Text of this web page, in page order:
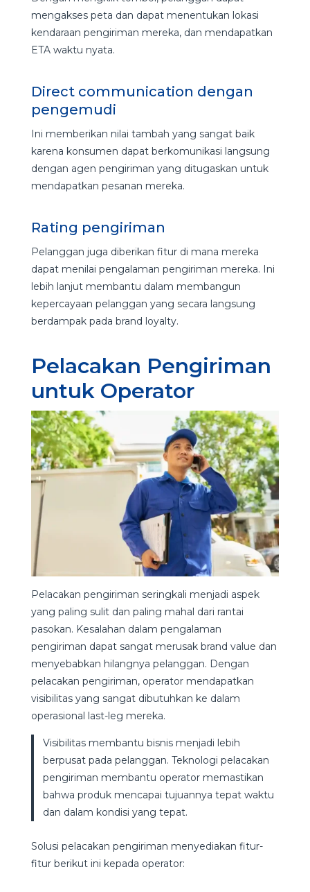
mengakses peta dan dapat menentukan lokasi
kendaraan pengiriman mereka, dan mendapatkan
ETA waktu nyata.
Direct communication dengan
pengemudi
Ini memberikan nilai tambah yang sangat baik
karena konsumen dapat berkomunikasi langsung
dengan agen pengiriman yang ditugaskan untuk
mendapatkan pesanan mereka.
Rating pengiriman
Pelanggan juga diberikan fitur di mana mereka
dapat menilai pengalaman pengiriman mereka. Ini
lebih lanjut membantu dalam membangun
kepercayaan pelanggan yang secara langsung
berdampak pada brand loyalty.
Pelacakan Pengiriman
untuk Operator
Pelacakan pengiriman seringkali menjadi aspek
yang paling sulit dan paling mahal dari rantai
pasokan. Kesalahan dalam pengalaman
pengiriman dapat sangat merusak brand value dan
menyebabkan hilangnya pelanggan. Dengan
pelacakan pengiriman, operator mendapatkan
visibilitas yang sangat dibutuhkan ke dalam
operasional last-leg mereka.
Visibilitas membantu bisnis menjadi lebih
berpusat pada pelanggan. Teknologi pelacakan
pengiriman membantu operator memastikan
bahwa produk mencapai tujuannya tepat waktu
dan dalam kondisi yang tepat.
Solusi pelacakan pengiriman menyediakan fitur-
fitur berikut ini kepada operator: